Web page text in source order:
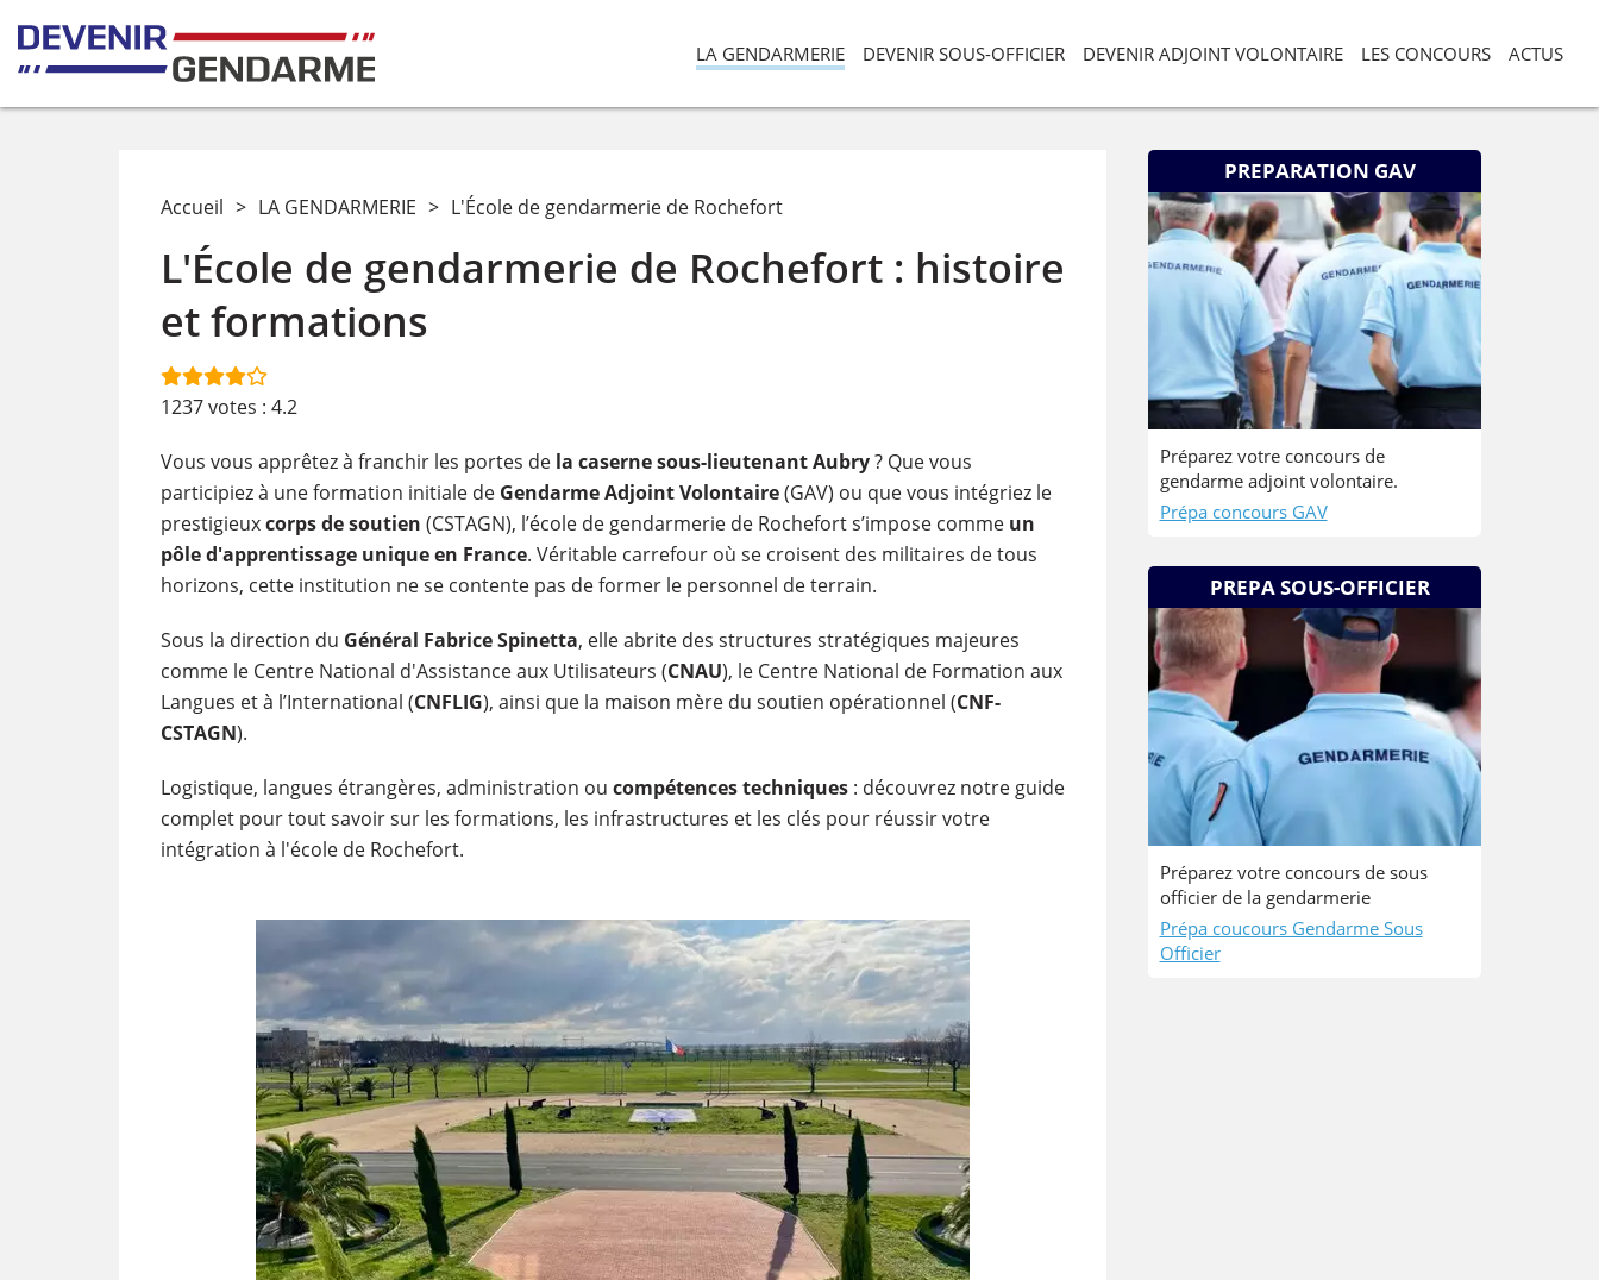
LA GENDARMERIE DEVENIR SOUS-OFFICIER DEVENIR ADJOINT VOLONTAIRE LES CONCOURS ACTUS
Accueil > LA GENDARMERIE > L'École de gendarmerie de Rochefort
L'École de gendarmerie de Rochefort : histoire
et formations
1237votes : 4.2
Vous vous apprêtez à franchir les portes de la caserne sous-lieutenant Aubry? Que vous
participiez à une formation initiale de Gendarme Adjoint Volontaire(GAV) ou que vous intégriez le
prestigieuxcorps de soutien (CSTAGN), l’école de gendarmerie de Rochefort s’impose comme un
pôle d'apprentissage unique en France. Véritable carrefour où se croisent des militaires de tous
horizons, cette institution ne se contente pas de former le personnel de terrain.
Sous la direction du Général Fabrice Spinetta, elle abrite des structures stratégiques majeures
comme le Centre National d'Assistance aux Utilisateurs (CNAU), le Centre National de Formation aux
Langues et à l’International (CNFLIG), ainsi que la maison mère du soutien opérationnel (CNF-
CSTAGN).
Logistique, langues étrangères, administration ou compétences techniques: découvrez notre guide
complet pour tout savoir sur les formations, les infrastructures et les clés pour réussir votre
intégration à l'école de Rochefort.
PREPARATION GAV
Préparez votre concours de
gendarme adjoint volontaire.
Prépa concours GAV
PREPA SOUS-OFFICIER
Préparez votre concours de sous
officier de la gendarmerie
Prépa coucours Gendarme Sous
Officier